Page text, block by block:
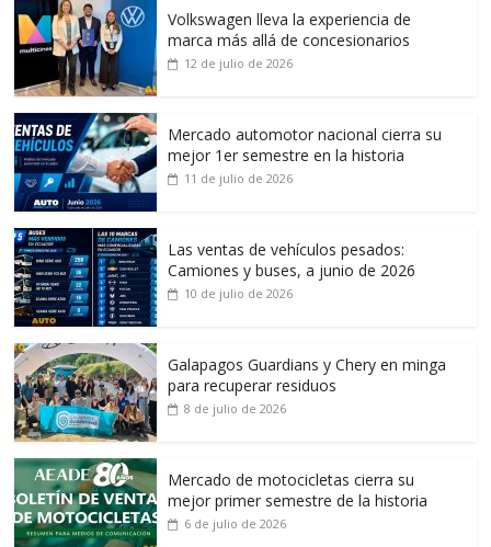
Volkswagen lleva la experiencia de
marca más allá de concesionarios
12 de julio de 2026
Mercado automotor nacional cierra su
mejor 1er semestre en la historia
11 de julio de 2026
Las ventas de vehículos pesados:
Camiones y buses, a junio de 2026
10 de julio de 2026
Galapagos Guardians y Chery en minga
para recuperar residuos
8 de julio de 2026
Mercado de motocicletas cierra su
mejor primer semestre de la historia
6 de julio de 2026